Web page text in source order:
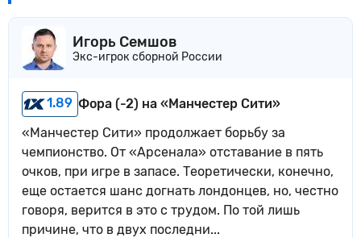
Игорь Семшов
Экс-игрок сборной России
1.89 Фора (-2) на «Манчестер Сити»
«Манчестер Сити» продолжает борьбу за
чемпионство. От «Арсенала» отставание в пять
очков, при игре в запасе. Теоретически, конечно,
еще остается шанс догнать лондонцев, но, честно
говоря, верится в это с трудом. По той лишь
причине, что в двух последни...